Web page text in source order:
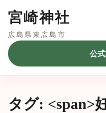
宮崎神社
広島県東広島市
公
タグ: <span>